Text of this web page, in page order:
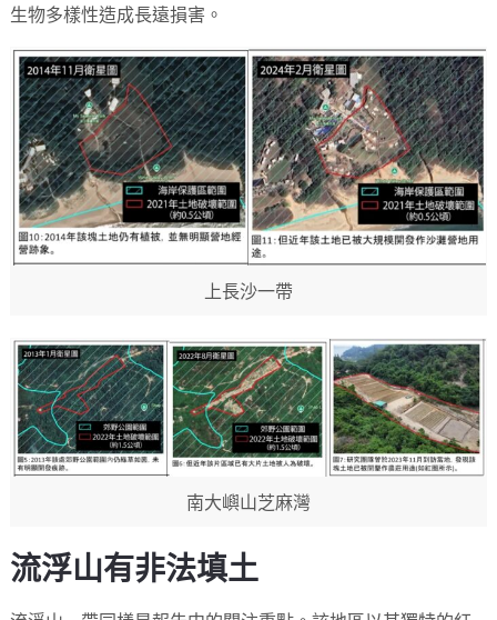
生物多樣性造成長遠損害。
上長沙一帶
南大嶼山芝麻灣
流浮山有非法填土